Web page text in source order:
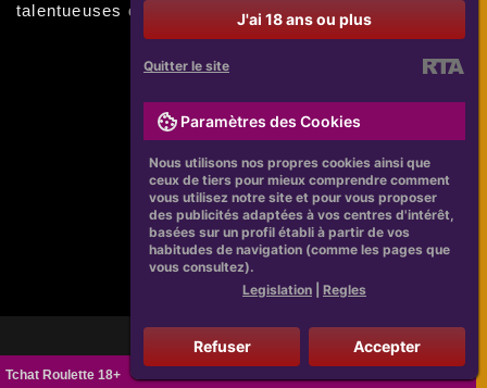
talentueuses de sa génération.
Tchat Roulette 18+
J'ai 18 ans ou plus
Quitter le site
Paramètres des Cookies
Nous utilisons nos propres cookies ainsi que
ceux de tiers pour mieux comprendre comment
vous utilisez notre site et pour vous proposer
des publicités adaptées à vos centres d'intérêt,
basées sur un profil établi à partir de vos
habitudes de navigation (comme les pages que
vous consultez).
Legislation
Regles
Refuser Accepter